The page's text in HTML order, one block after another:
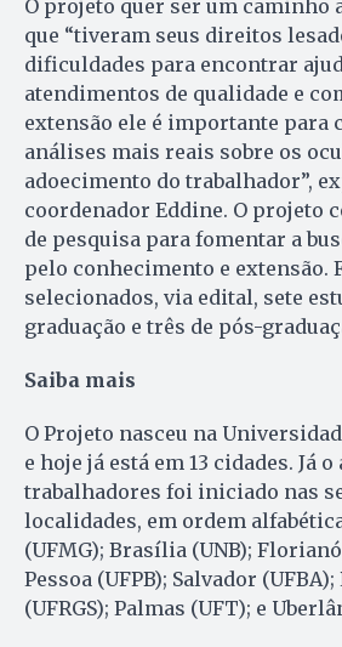
O projeto quer ser um caminho
que “tiveram seus direitos
dificuldades para encontrar
atendimentos de qualidade e
extensão ele é importante para
análises mais reais sobre os
adoecimento do trabalhador”,
coordenador Eddine. O projeto
de pesquisa para fomentar a
pelo conhecimento e extensão.
selecionados, via edital, sete
graduação e três de pós-
Saiba mais
O Projeto nasceu na
e hoje já está em 13 cidades. Já
trabalhadores foi iniciado nas
localidades, em ordem
(UFMG); Brasília (UNB);
Pessoa (UFPB); Salvador
(UFRGS); Palmas (UFT); e